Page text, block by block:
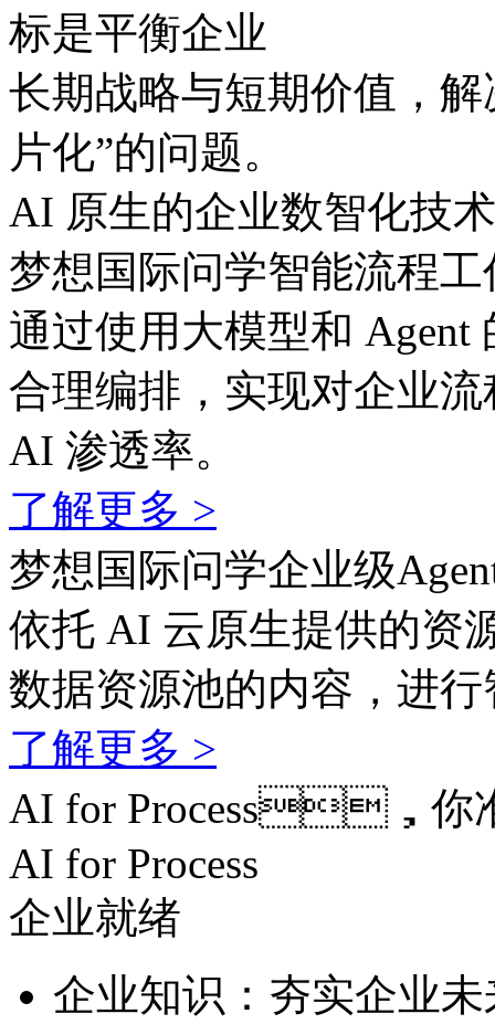
标是平衡企业
长期战略与短期价值，
片化”的问题。
AI 原生的企业数智化技
梦想国际问学智能流程工
通过使用大模型和 Agent
合理编排，实现对企业
AI 渗透率。
了解更多 >
梦想国际问学企业级
依托 AI 云原生提供的资源
数据资源池的内容，
了解更多 >
AI for Process，你
AI for Process
企业就绪
企业知识：夯实企业